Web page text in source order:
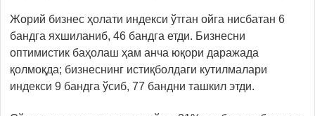
Жорий бизнес ҳолати индекси ўтган ойга нисбатан 6
бандга яхшиланиб, 46 бандга етди. Бизнесни
оптимистик баҳолаш ҳам анча юқори даражада
қолмоқда; бизнеснинг истиқболдаги кутилмалари
индекси 9 бандга ўсиб, 77 бандни ташкил этди.